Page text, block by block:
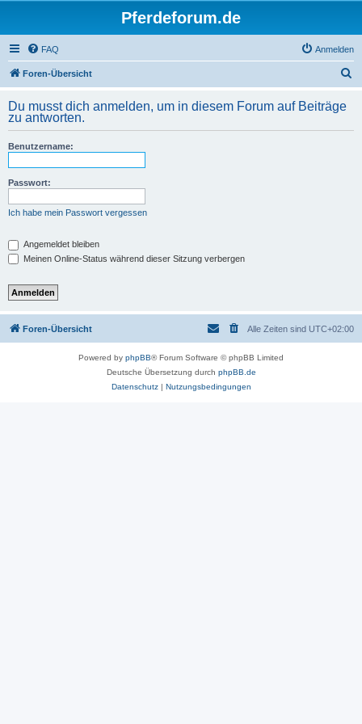
Pferdeforum.de
FAQ Anmelden
Foren-Übersicht
h
Du musst dich anmelden, um in diesem Forum auf Beiträge
zu antworten.
Benutzername:
Passwort:
Ich habe mein Passwort vergessen
Angemeldet bleiben
Meinen Online-Status während dieser Sitzung verbergen
Foren-Übersicht Alle Zeiten sind UTC+02:00
Powered by phpBB® Forum Software © phpBB Limited
Deutsche Übersetzung durch phpBB.de
Datenschutz| Nutzungsbedingungen